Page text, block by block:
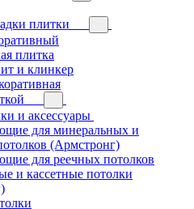
плитки
плитка
и клинкер
и аксессуары
для минеральных и
(Армстронг)
для реечных потолков
и кассетные потолки